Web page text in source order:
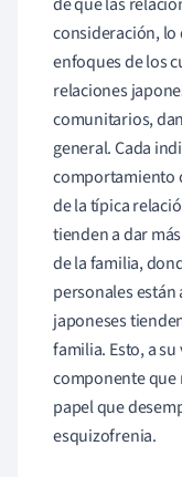
consideración, lo
enfoques de los
relaciones
comunitarios,
general. Cada
comportamiento
de la típica
tienden a dar
de la familia,
personales están
japoneses
familia. Esto, a su
componente que
papel que
esquizofrenia.